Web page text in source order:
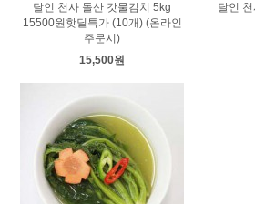
달인 천사 돌산 갓물김치 5kg
15500원핫딜특가 (10개) (온라인
주문시)
15,500원
달인